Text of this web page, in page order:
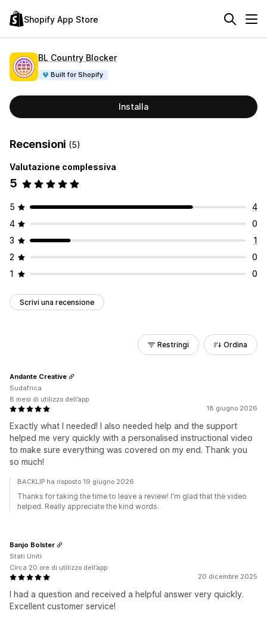
Shopify App Store
BL Country Blocker
Built for Shopify
Installa
Recensioni (5)
Valutazione complessiva
5
5
4
4
0
3
1
2
0
1
0
Scrivi una recensione
Restringi Ordina
18 giugno 2026
Exactly what I needed! I also needed help and the support
helped me very quickly with a personalised instructional video
to make sure everything was covered on my end. Thank you
so much!
Andante Creative
Sudafrica
8 mesi di utilizzo dell’app
BACKLIP ha risposto 19 giugno 2026
Thanks for taking the time to leave a review! I'm glad that the video
helped. Really appreciate the kind words.
20 dicembre 2025
I had a question and received a helpful answer very quickly.
Excellent customer service!
Banjo Bolster
Stati Uniti
Circa 20 ore di utilizzo dell’app